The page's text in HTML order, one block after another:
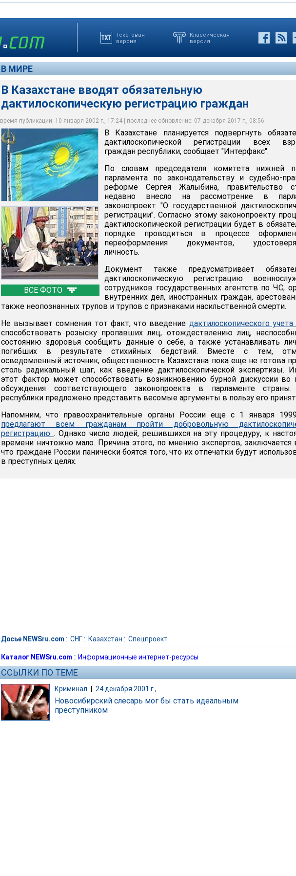
Текстовая
версия
Классическая
версия
В МИРЕ
В Казахстане вводят обязательную
дактилоскопическую регистрацию граждан
время публикации: 10 января 2002 г., 17:24 | последнее обновление: 07 декабря 2017 г., 08:56
ВСЕ ФОТО
В Казахстане планируется подвергнуть обязательной дактилоскопической
регистрации всех взрослых граждан республики
Архив NTVRU.com
Правительство страны недавно внесло на рассмотрение в парламент
соответствующий законопроект
Архив NTVRU.com
Регистрация отпечатков пальцев будет проводиться в процессе оформления и
переоформления документов, удостоверяющих личность
Архив NTVRU.com
Ожидается бурная дискуссия во время обсуждения законопроекта в парламенте
Архив NTVRU.com
Общественность Казахстана пока еще не готова пойти на столь радикальный шаг
Архив NTVRU.com
В Казахстане планируется подвергнуть
дактилоскопической регистрации всех
граждан республики, сообщает "Интерфакс".
По словам председателя комитета нижней
парламента по законодательству и судебно-
реформе Сергея Жалыбина, правительство
недавно внесло на рассмотрение в
законопроект "О государственной
регистрации". Согласно этому законопроекту
дактилоскопической регистрации будет в
порядке проводиться в процессе
переоформления документов,
личность.
Документ также предусматривает
дактилоскопическую регистрацию
сотрудников государственных агентств по ЧС,
внутренних дел, иностранных граждан,
также неопознанных трупов и трупов с признаками насильственной смерти.
Не вызывает сомнения тот факт, что введение дактилоскопического учета
способствовать розыску пропавших лиц, отождествлению лиц,
состоянию здоровья сообщить данные о себе, а также устанавливать
погибших в результате стихийных бедствий. Вместе с тем,
осведомленный источник, общественность Казахстана пока еще не готова
столь радикальный шаг, как введение дактилоскопической экспертизы.
этот фактор может способствовать возникновению бурной дискуссии во
обсуждения соответствующего законопроекта в парламенте
республики предложено представить весомые аргументы в пользу его
Напомним, что правоохранительные органы России еще с 1 января
предлагают всем гражданам пройти добровольную
регистрацию . Однако число людей, решившихся на эту процедуру, к
времени ничтожно мало. Причина этого, по мнению экспертов, заключается
что граждане России панически боятся того, что их отпечатки будут
в преступных целях.
Досье NEWSru.com :: СНГ:: Казахстан :: Спецпроект
Каталог NEWSru.com :: Информационные интернет-ресурсы
ССЫЛКИ ПО ТЕМЕ
Криминал 24 декабря 2001 г.,
Новосибирский слесарь мог бы стать идеальным
преступником